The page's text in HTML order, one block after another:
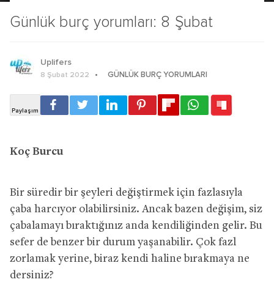
Günlük burç yorumları: 8 Şubat
Uplifers
8 Şubat 2022 GÜNLÜK BURÇ YORUMLARI
Koç Burcu
Bir süredir bir şeyleri değiştirmek için fazlasıyla
çaba harcıyor olabilirsiniz. Ancak bazen değişim, siz
çabalamayı bıraktığınız anda kendiliğinden gelir. Bu
sefer de benzer bir durum yaşanabilir. Çok fazl
zorlamak yerine, biraz kendi haline bırakmaya ne
dersiniz?